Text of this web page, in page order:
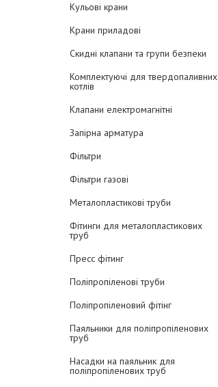
Кульові крани
Крани приладові
Скидні клапани та групи безпеки
Комплектуючі для твердопаливних
котлів
Клапани електромагнітні
Запірна арматура
Фільтри
Фільтри газові
Металопластикові труби
Фітинги для металопластикових
труб
Пресс фітинг
Поліпропіленові труби
Поліпропіленовий фітінг
Паяльники для поліпропіленових
труб
Насадки на паяльник для
поліпропіленових труб